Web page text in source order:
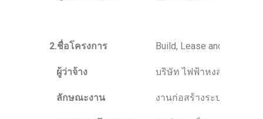
2.ชื่อโครงการ Build, Lease and Transfer
ผู้ว่าจ้าง บริษัท ไฟฟ้าหงสา จำกัด
ลักษณะงาน งานก่อสร้างระบบสายพา